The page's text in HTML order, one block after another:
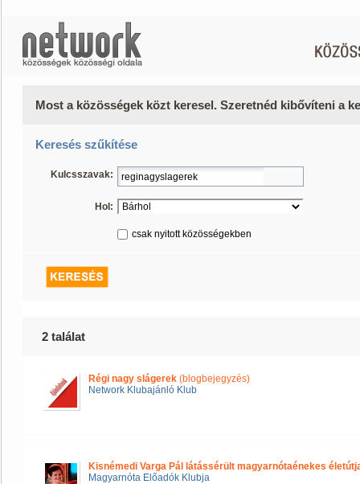
Most a közösségek közt keresel. Szeretnéd kibővíteni a
Keresés szűkítése
Kulcsszavak:
Hol:
csak nyitott közösségekben
2 találat
Régi nagy slágerek (blogbejegyzés)
Network Klubajánló Klub
Kisnémedi Varga Pál látássérült magyarnótaénekes
Magyarnóta Előadók Klubja